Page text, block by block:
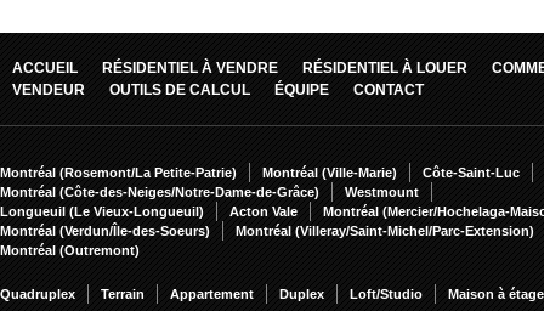
ACCUEIL RÉSIDENTIEL À VENDRE RÉSIDENTIEL À LOUER
VENDEUR
OUTILS DE CALCUL ÉQUIPE CONTACT
Montréal (Rosemont/La Petite-Patrie) Montréal (Ville-Marie)
Côte-Saint-Luc
Montréal (Côte-des-Neiges/Notre-Dame-de-Grâce)
Westmount
Longueuil (Le Vieux-Longueuil)
Acton Vale
Montréal (Mercier/Hochelaga-
Montréal (Verdun/Île-des-Soeurs)
Montréal (Villeray/Saint-Michel/Parc-Extension)
Montréal (Outremont)
Quadruplex Terrain Appartement Duplex Loft/Studio Maison à